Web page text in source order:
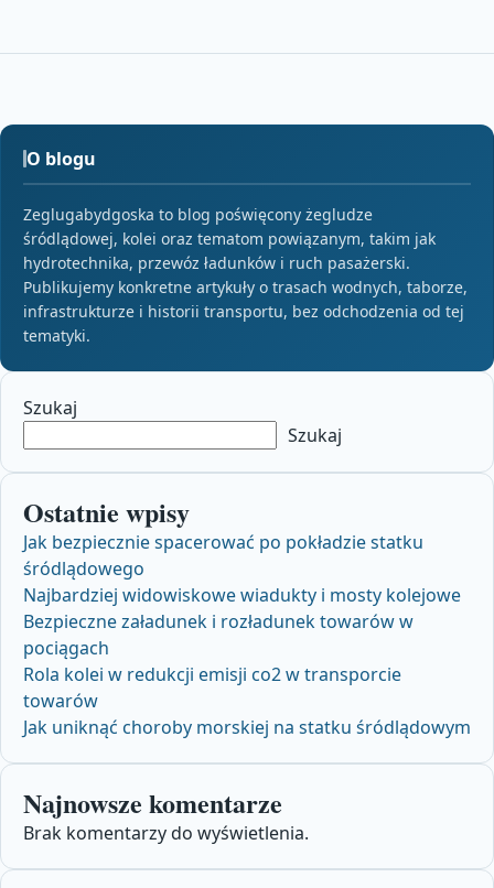
O blogu
Zeglugabydgoska to blog poświęcony żegludze
śródlądowej, kolei oraz tematom powiązanym, takim jak
hydrotechnika, przewóz ładunków i ruch pasażerski.
Publikujemy konkretne artykuły o trasach wodnych, taborze,
infrastrukturze i historii transportu, bez odchodzenia od tej
tematyki.
Szukaj
Szukaj
Ostatnie wpisy
Jak bezpiecznie spacerować po pokładzie statku
śródlądowego
Najbardziej widowiskowe wiadukty i mosty kolejowe
Bezpieczne załadunek i rozładunek towarów w
pociągach
Rola kolei w redukcji emisji co2 w transporcie
towarów
Jak uniknąć choroby morskiej na statku śródlądowym
Najnowsze komentarze
Brak komentarzy do wyświetlenia.